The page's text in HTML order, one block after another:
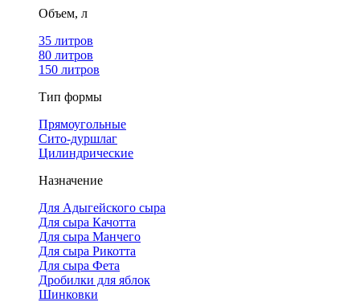
Объем, л
35 литров
80 литров
150 литров
Тип формы
Прямоугольные
Сито-дуршлаг
Цилиндрические
Назначение
Для Адыгейского сыра
Для сыра Качотта
Для сыра Манчего
Для сыра Рикотта
Для сыра Фета
Дробилки для яблок
Шинковки